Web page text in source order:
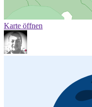
Karte öffnen